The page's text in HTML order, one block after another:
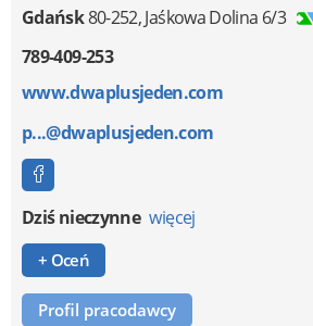
Gdańsk80-252,Jaśkowa Dolina 6/3
789-409-253
www.dwaplusjeden.com
p...@dwaplusjeden.com
Dziś nieczynne więcej
+ Oceń
Profil pracodawcy